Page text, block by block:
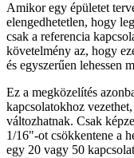
Amikor egy épületet
elengedhetetlen, hogy
csak a referencia
követelmény az, hogy
és egyszerűen lehessen
Ez a megközelítés
kapcsolatokhoz
változhatnak. Csak
1/16"-ot csökkentene a
egy 20 vagy 50